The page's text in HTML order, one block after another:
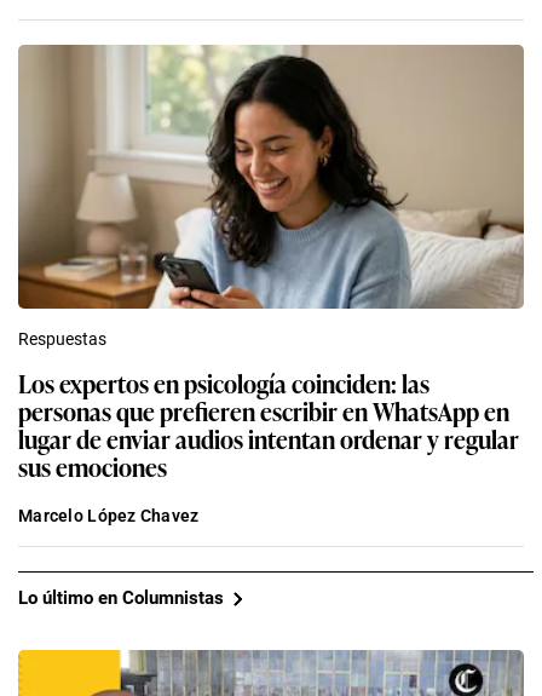
Respuestas
Los expertos en psicología coinciden: las
personas que prefieren escribir en WhatsApp en
lugar de enviar audios intentan ordenar y regular
sus emociones
Marcelo López Chavez
Lo último en Columnistas